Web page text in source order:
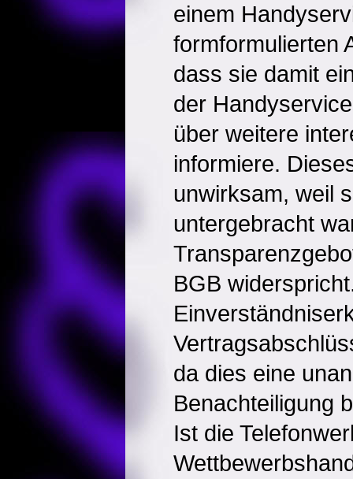
einem
formformulierten
dass sie damit
der
über weitere
informiere.
unwirksam, weil
untergebracht
BGB
da dies eine
Benachteiligung
Ist die